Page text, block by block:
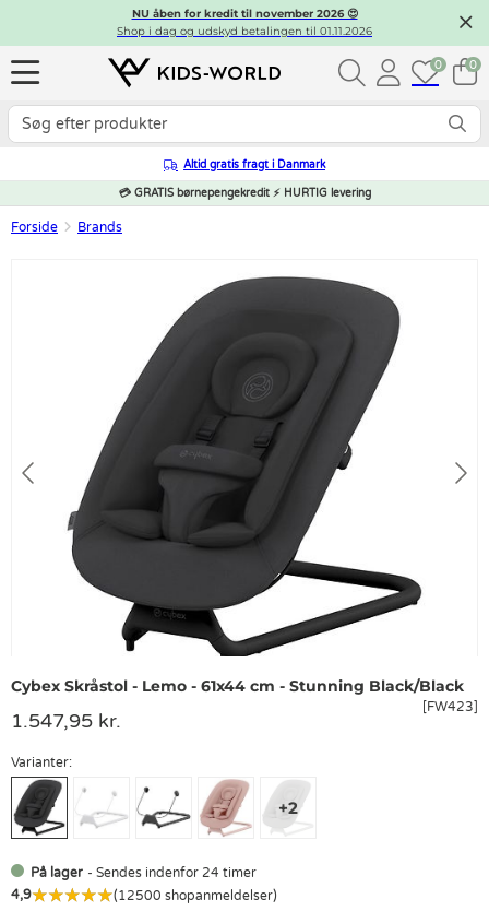
NU åben for kredit til november 2026 😍
Shop i dag og udskyd betalingen til 01.11.2026
0 0
Altid gratis fragt i Danmark
💳 GRATIS børnepengekredit ⚡ HURTIG levering
Forside Brands
Cybex Skråstol - Lemo - 61x44 cm - Stunning Black/Black
[FW423]
1.547,95 kr.
Varianter:
På lager - Sendes indenfor 24 timer
4,9
(12500 shopanmeldelser)